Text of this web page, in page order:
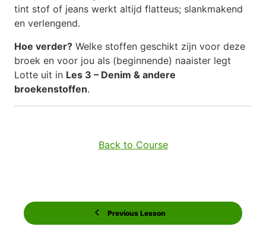
tint stof of jeans werkt altijd flatteus; slankmakend
en verlengend.
Hoe verder? Welke stoffen geschikt zijn voor deze
broek en voor jou als (beginnende) naaister legt
Lotte uit in Les 3 – Denim & andere
broekenstoffen.
Previous Lesson
Back to Course